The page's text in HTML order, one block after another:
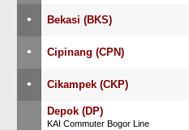
• Bekasi (BKS)
• Cipinang (CPN)
• Cikampek (CKP)
Depok (DP)
KAI Commuter Bogor Line